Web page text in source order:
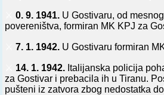
0. 9. 1941. U Gostivaru, od
povereništva, formiran MK KPJ za
7. 1. 1942. U Gostivaru formiran
14. 1. 1942. Italijanska policija
za Gostivar i prebacila ih u Tiranu.
pušteni iz zatvora zbog nedostatka